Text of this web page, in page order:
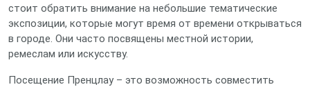
стоит обратить внимание на небольшие тематические
экспозиции, которые могут время от времени открываться
в городе. Они часто посвящены местной истории,
ремеслам или искусству.
Посещение Пренцлау – это возможность совместить